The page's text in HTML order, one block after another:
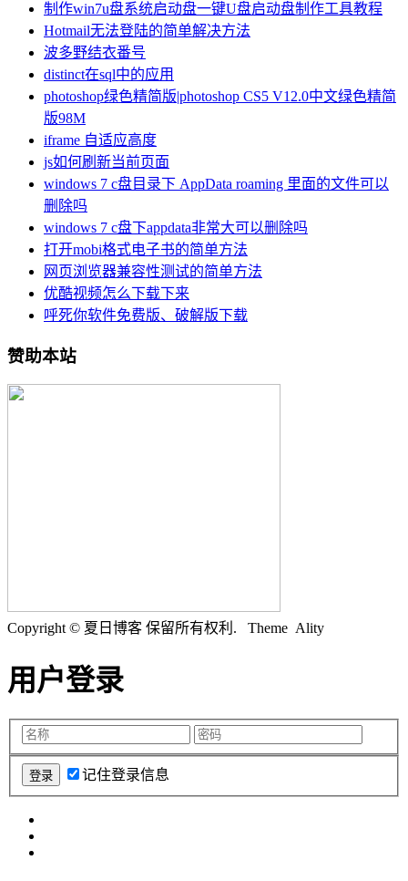
制作win7u盘系统启动盘一键U盘启动盘制作工具教程
Hotmail无法登陆的简单解决方法
波多野结衣番号
distinct在sql中的应用
photoshop绿色精简版|photoshop CS5 V12.0中文绿色精简
版98M
iframe 自适应高度
js如何刷新当前页面
windows 7 c盘目录下 AppData roaming 里面的文件可以
删除吗
windows 7 c盘下appdata非常大可以删除吗
打开mobi格式电子书的简单方法
网页浏览器兼容性测试的简单方法
优酷视频怎么下载下来
呼死你软件免费版、破解版下载
赞助本站
Copyright © 夏日博客 保留所有权利. Theme Ality
用户登录
记住登录信息